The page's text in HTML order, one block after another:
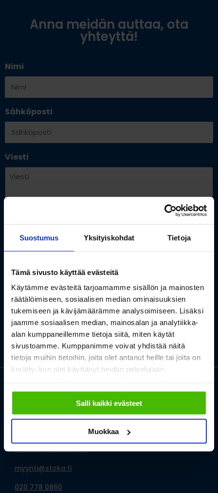
Suostumus Yksityiskohdat Tietoja
Tämä sivusto käyttää evästeitä
Käytämme evästeitä tarjoamamme sisällön ja mainosten
räätälöimiseen, sosiaalisen median ominaisuuksien
tukemiseen ja kävijämäärämme analysoimiseen. Lisäksi
jaamme sosiaalisen median, mainosalan ja analytiikka-
alan kumppaneillemme tietoja siitä, miten käytät
sivustoamme. Kumppanimme voivat yhdistää näitä
tietoja muihin tietoihin, joita olet antanut heille tai joita on
kerätty, kun olet käyttänyt heidän palvelujaan.
sallimiisi evästeisiin.
Salli kaikki evästeet
Muokkaa
Anna meidän auttaa, ota
yhteyttä!
Nimi
Sähköposti
Viesti
Y-tunnus 2233644-5
myynti@stoka.fi
020 778 0860